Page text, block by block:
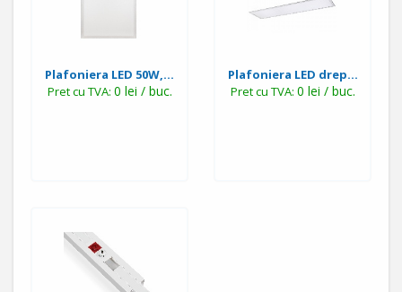
Plafoniera LED 50W,...
Pret cu TVA: 0 lei / buc.
Plafoniera LED drep...
Pret cu TVA: 0 lei / buc.